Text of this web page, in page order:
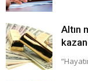
Altın